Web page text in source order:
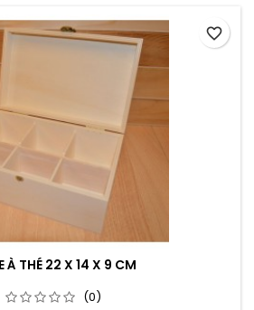
À THÉ 22 X 14 X 9 CM
(0)
favorite_border